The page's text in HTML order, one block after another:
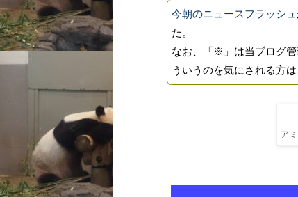
今朝のニュースフラッシュ
た。
なお、「※」は当ブログ
ういうのを気にされる方
ア